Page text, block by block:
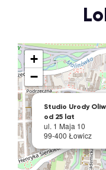
Studio Urody
od 25 lat
ul. 1 Maja 10
99-400 Łowicz
+
−